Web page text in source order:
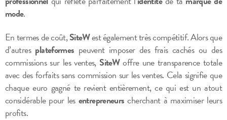
mode.
En termes de coût,SiteWest également très compétitif. Alors que
d’autres plateformes peuvent imposer des frais cachés ou des
commissions sur les ventes, SiteWoffre une transparence totale
avec des forfaits sans commission sur les ventes. Cela signifie que
chaque euro gagné te revient entièrement, ce qui est un atout
considérable pour les entrepreneurs cherchant à maximiser leurs
profits.